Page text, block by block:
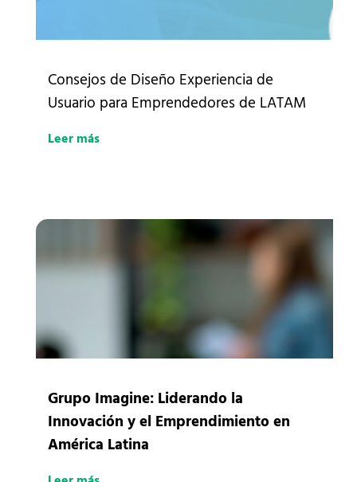
Consejos de Diseño Experiencia de
Usuario para Emprendedores de LATAM
Leer más
Grupo Imagine: Liderando la
Innovación y el Emprendimiento en
América Latina